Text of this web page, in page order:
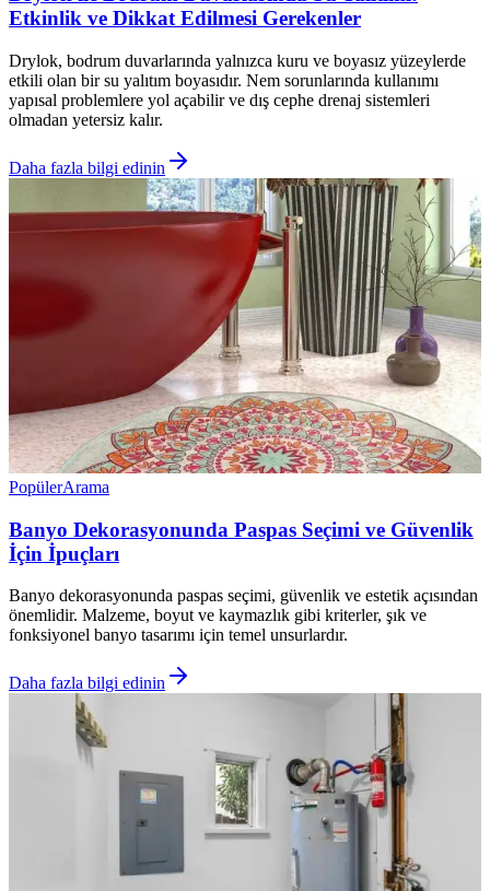
Etkinlik ve Dikkat Edilmesi Gerekenler
Drylok, bodrum duvarlarında yalnızca kuru ve boyasız yüzeylerde
etkili olan bir su yalıtım boyasıdır. Nem sorunlarında kullanımı
yapısal problemlere yol açabilir ve dış cephe drenaj sistemleri
olmadan yetersiz kalır.
Daha fazla bilgi edinin
PopülerArama
Banyo Dekorasyonunda Paspas Seçimi ve Güvenlik
İçin İpuçları
Banyo dekorasyonunda paspas seçimi, güvenlik ve estetik açısından
önemlidir. Malzeme, boyut ve kaymazlık gibi kriterler, şık ve
fonksiyonel banyo tasarımı için temel unsurlardır.
Daha fazla bilgi edinin